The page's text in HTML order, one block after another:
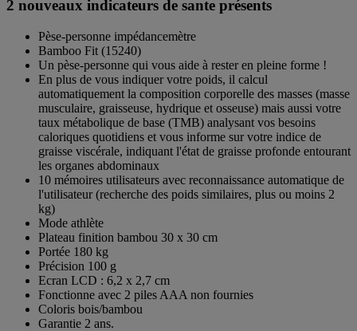
2 nouveaux indicateurs de sante présents
Pèse-personne impédancemètre
Bamboo Fit (15240)
Un pèse-personne qui vous aide à rester en pleine forme !
En plus de vous indiquer votre poids, il calcul
automatiquement la composition corporelle des masses (masse
musculaire, graisseuse, hydrique et osseuse) mais aussi votre
taux métabolique de base (TMB) analysant vos besoins
caloriques quotidiens et vous informe sur votre indice de
graisse viscérale, indiquant l'état de graisse profonde entourant
les organes abdominaux
10 mémoires utilisateurs avec reconnaissance automatique de
l'utilisateur (recherche des poids similaires, plus ou moins 2
kg)
Mode athlète
Plateau finition bambou 30 x 30 cm
Portée 180 kg
Précision 100 g
Ecran LCD : 6,2 x 2,7 cm
Fonctionne avec 2 piles AAA non fournies
Coloris bois/bambou
Garantie 2 ans.